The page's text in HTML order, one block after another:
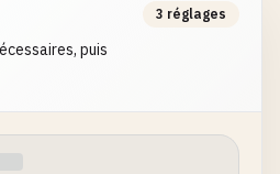
puis
3 réglages